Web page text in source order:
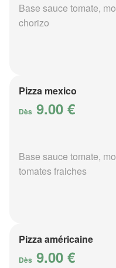
Base sauce tomate,
chorizo
Pizza mexico
Dès 9.00 €
Base sauce tomate,
tomates fraiches
Pizza américaine
Dès 9.00 €